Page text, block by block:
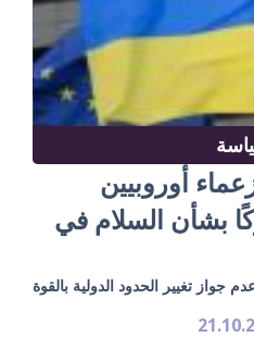
أوروبيين
بشأن السلام في
جواز تغيير الحدود الدولية بالقوة